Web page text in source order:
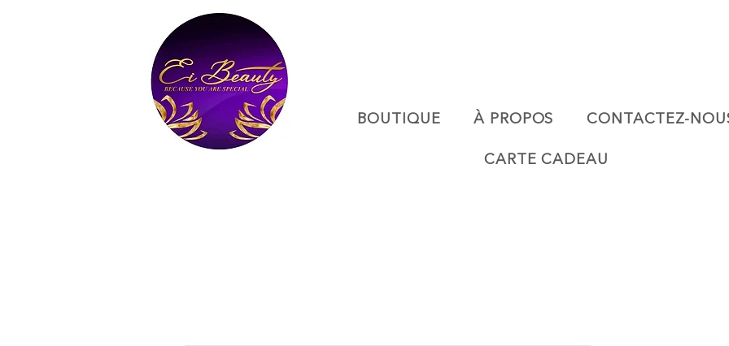
BOUTIQUE À PROPOS CONTACTEZ-
CARTE CADEAU